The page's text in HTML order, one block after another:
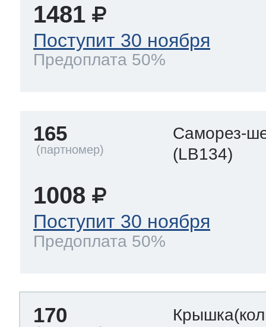
1481
Поступит 30 ноября
Предоплата 50%
165
Саморез-
(LB134)
1008
Поступит 30 ноября
Предоплата 50%
170